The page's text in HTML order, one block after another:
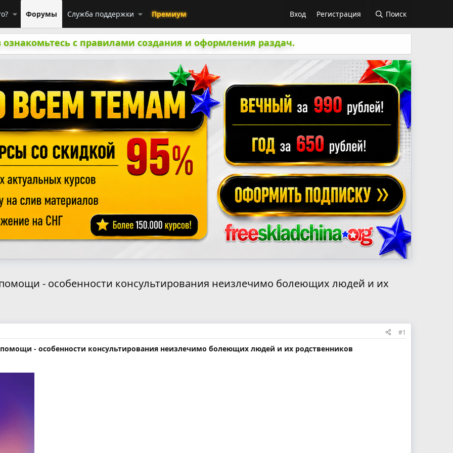
Форумы Служба поддержки Премиум Вход Регистрация Поиск
с правилами создания и оформления раздач.
- особенности консультирования неизлечимо болеющих людей и их
#1
- особенности консультирования неизлечимо болеющих людей и их родственников